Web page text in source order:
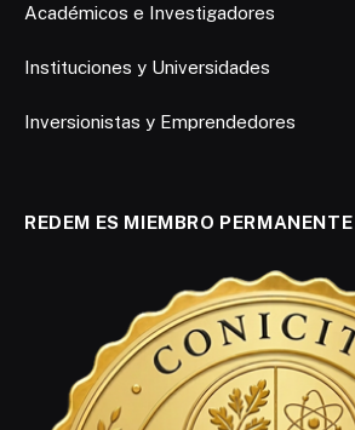
Académicos e Investigadores
Instituciones y Universidades
Inversionistas y Emprendedores
REDEM ES MIEMBRO